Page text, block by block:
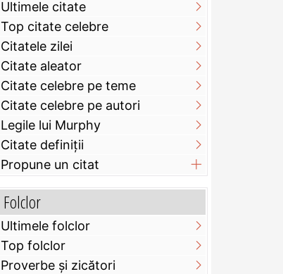
Ultimele citate
Top citate celebre
Citatele zilei
Citate aleator
Citate celebre pe teme
Citate celebre pe autori
Legile lui Murphy
Citate definiţii
Propune un citat
Folclor
Ultimele folclor
Top folclor
Proverbe și zicători